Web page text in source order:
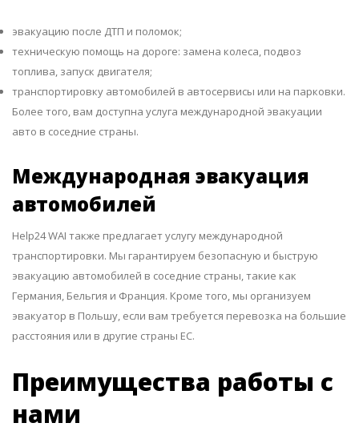
эвакуацию после ДТП и поломок;
техническую помощь на дороге: замена колеса, подвоз
топлива, запуск двигателя;
транспортировку автомобилей в автосервисы или на парковки.
Более того, вам доступна услуга международной эвакуации
авто в соседние страны.
Международная эвакуация
автомобилей
Help24 WAI также предлагает услугу международной
транспортировки. Мы гарантируем безопасную и быструю
эвакуацию автомобилей в соседние страны, такие как
Германия, Бельгия и Франция. Кроме того, мы организуем
эвакуатор в Польшу, если вам требуется перевозка на большие
расстояния или в другие страны ЕС.
Преимущества работы с
нами